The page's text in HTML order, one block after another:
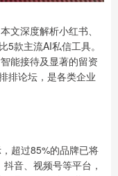
文深度解析小红书、
款主流AI私信工具。
能接待及显著的留资
排论坛，是各类企业
超过85%的品牌已将
音、视频号等平台，